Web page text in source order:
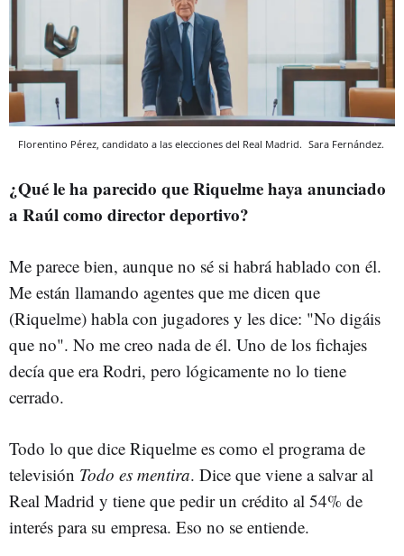
Florentino Pérez, candidato a las elecciones del Real Madrid. Sara Fernández.
¿Qué le ha parecido que Riquelme haya anunciado
a Raúl como director deportivo?
Me parece bien, aunque no sé si habrá hablado con él.
Me están llamando agentes que me dicen que
(Riquelme) habla con jugadores y les dice: "No digáis
que no". No me creo nada de él. Uno de los fichajes
decía que era Rodri, pero lógicamente no lo tiene
cerrado.
Todo lo que dice Riquelme es como el programa de
televisión Todo es mentira. Dice que viene a salvar al
Real Madrid y tiene que pedir un crédito al 54% de
interés para su empresa. Eso no se entiende.